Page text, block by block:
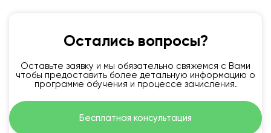
Остались вопросы?
Оставьте заявку и мы обязательно свяжемся с Вами
чтобы предоставить более детальную информацию о
программе обучения и процессе зачисления.
Бесплатная консультация